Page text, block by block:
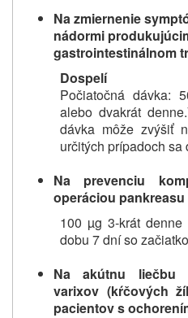
Na zmiernenie
nádormi
gastrointestinálnom
Dospelí
Počiatočná dávka:
alebo dvakrát denne.
dávka môže zvýšiť
určitých prípadoch sa
Na prevenciu
operáciou pankreasu
100 µg 3-krát
dobu 7 dní so
Na akútnu liečbu
varixov (kŕčových
pacientov s